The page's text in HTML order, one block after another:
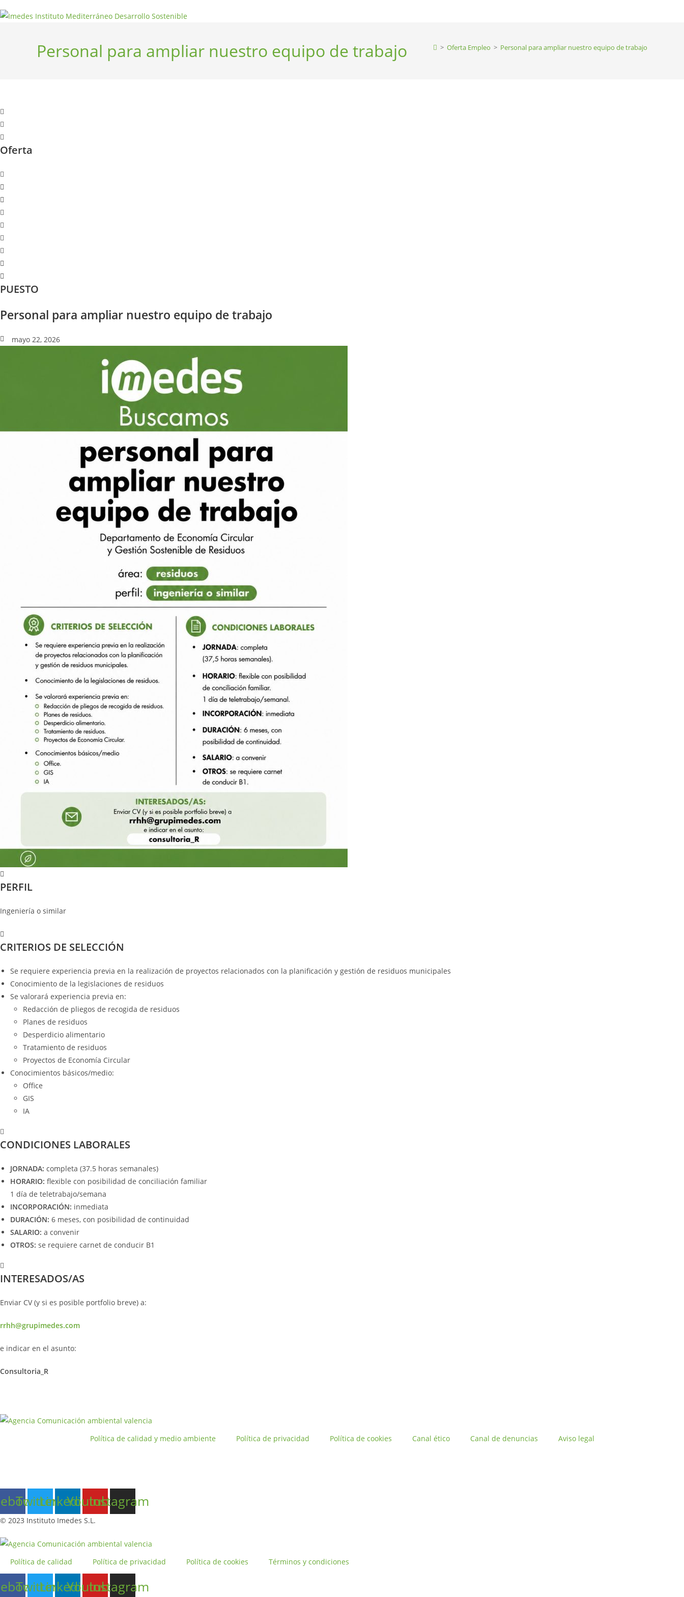
al
Personal para ampliar nuestro equipo de trabajo > Oferta Empleo > Personal para ampliar nuestro equipo de trabajo
Oferta
PUESTO
Personal para ampliar nuestro equipo de trabajo
mayo 22, 2026
PERFIL
Ingeniería o similar
CRITERIOS DE SELECCIÓN
Se requiere experiencia previa en la realización de proyectos relacionados con la planificación y gestión de residuos municipales
Conocimiento de la legislaciones de residuos
Se valorará experiencia previa en:
Redacción de pliegos de recogida de residuos
Planes de residuos
Desperdicio alimentario
Tratamiento de residuos
Proyectos de Economía Circular
Conocimientos básicos/medio:
Office
GIS
IA
CONDICIONES LABORALES
JORNADA: completa (37.5 horas semanales)
HORARIO: flexible con posibilidad de conciliación familiar
1 día de teletrabajo/semana
INCORPORACIÓN: inmediata
DURACIÓN: 6 meses, con posibilidad de continuidad
SALARIO: a convenir
OTROS: se requiere carnet de conducir B1
INTERESADOS/AS
Enviar CV (y si es posible portfolio breve) a:
rrhh@grupimedes.com
e indicar en el asunto:
Consultoria_R
Política de calidad y medio ambiente Política de privacidad Política de cookies Canal ético Canal de denuncias Aviso legal
TwitterLinkedinYoutube
Instagram
© 2023 Instituto Imedes S.L.
Política de calidad Política de privacidad Política de cookies Términos y condiciones
TwitterLinkedinYoutube
Instagram